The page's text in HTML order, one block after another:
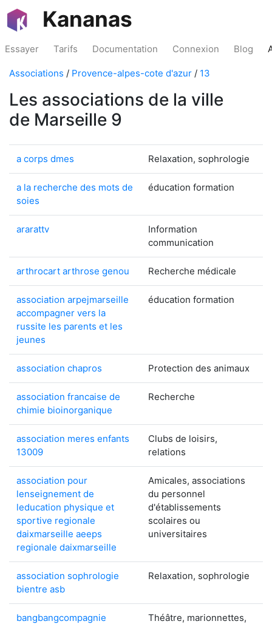
Kananas
Essayer Tarifs Documentation Connexion Blog
Associations / Provence-alpes-cote d'azur / 13
Les associations de la ville
de Marseille 9
a corps dmes Relaxation, sophrologie
a la recherche des mots de
soies
éducation formation
ararattv
Information
communication
arthrocart arthrose genou Recherche médicale
association arpejmarseille
accompagner vers la
russite les parents et les
jeunes
éducation formation
association chapros Protection des animaux
association francaise de
chimie bioinorganique
Recherche
association meres enfants
13009
Clubs de loisirs,
relations
association pour
lenseignement de
leducation physique et
sportive regionale
daixmarseille aeeps
regionale daixmarseille
Amicales, associations
du personnel
d'établissements
scolaires ou
universitaires
association sophrologie
bientre asb
Relaxation, sophrologie
bangbangcompagnie
Théâtre, marionnettes,